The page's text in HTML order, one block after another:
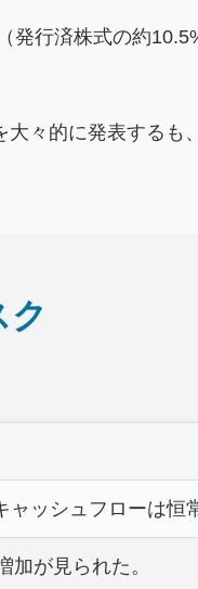
発行済株式の約
々的に発表するも
ッシュフローは恒
が見られた。